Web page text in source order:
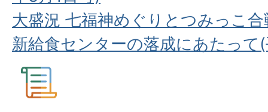
大盛況 七福神めぐりとつみっこ
新給食センターの落成にあたって